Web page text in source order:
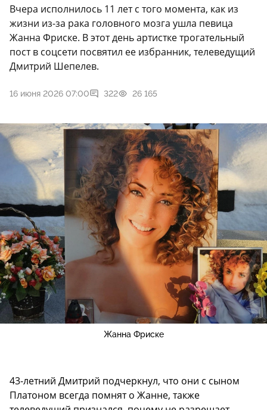
Вчера исполнилось 11 лет с того момента, как из
жизни из-за рака головного мозга ушла певица
Жанна Фриске. В этот день артистке трогательный
пост в соцсети посвятил ее избранник, телеведущий
Дмитрий Шепелев.
16 июня 2026 07:00 322 26 165
Жанна Фриске
43-летний Дмитрий подчеркнул, что они с сыном
Платоном всегда помнят о Жанне, также